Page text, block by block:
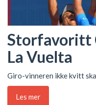
Storfavoritt
La Vuelta
Giro-vinneren ikke kvitt
Les mer